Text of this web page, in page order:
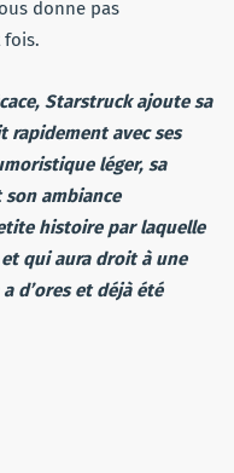
donne pas
fois.
Starstruck ajoute sa
rapidement avec ses
léger, sa
ambiance
histoire par laquelle
qui aura droit à une
d’ores et déjà été